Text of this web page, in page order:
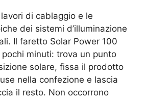
di cablaggio e le
dei sistemi d’illuminazione
Il faretto Solar Power 100
pochi minuti: trova un punto
solare, fissa il prodotto
nella confezione e lascia
il resto. Non occorrono